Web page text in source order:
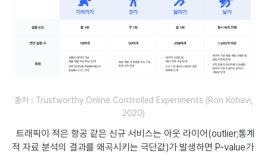
출처 : Trustworthy Online Controlled Experiments (Ron Kohavi,
2020)
트래픽이 적은 항공 같은 신규 서비스는 아웃 라이어(outlier;통계
적 자료 분석의 결과를 왜곡시키는 극단값)가 발생하면 P-value가